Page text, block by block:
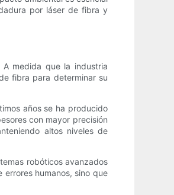
por láser de fibra y
medida que la industria
fibra para determinar su
años se ha producido
con mayor precisión
altos niveles de
robóticos avanzados
humanos, sino que